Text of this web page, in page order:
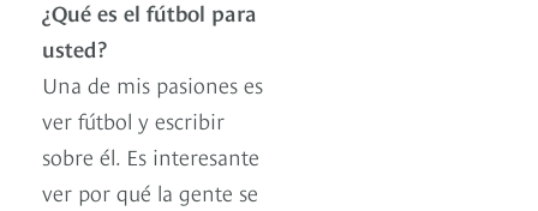
¿Qué es el fútbol para
usted?
Una de mis pasiones es
ver fútbol y escribir
sobre él. Es interesante
ver por qué la gente se